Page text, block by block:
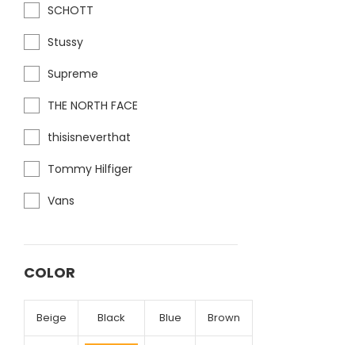
SCHOTT
Stussy
Supreme
THE NORTH FACE
thisisneverthat
Tommy Hilfiger
Vans
COLOR
Beige Black Blue Brown